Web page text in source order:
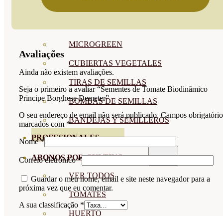
MICROGREEN
CUBIERTAS VEGETALES
TIRAS DE SEMILLAS
BOMBAS DE SEMILLAS
BANDEJAS Y SEMILLEROS
PROFESIONALES
ABONOS POR CULTIVO
VER TODOS
TOMATES
HUERTO
Avaliações
Ainda não existem avaliações.
Seja o primeiro a avaliar “Sementes de Tomate Biodinâmico
Principe Borghese Demeter”
O seu endereço de email não será publicado. Campos
marcados com *
Nome*
Correio eletrónico*
Guardar o meu nome, email e site neste navegador para a
próxima vez que eu comentar.
A sua classificação *